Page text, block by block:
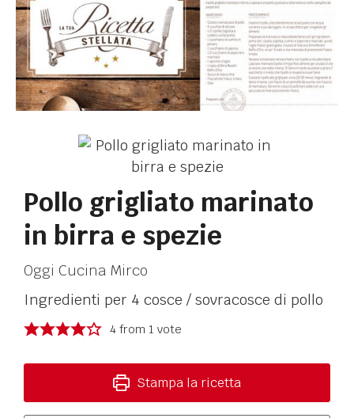
Pollo grigliato marinato
in birra e spezie
Oggi Cucina Mirco
Ingredienti per 4 cosce / sovracosce di pollo
4from 1 vote
Stampa la ricetta